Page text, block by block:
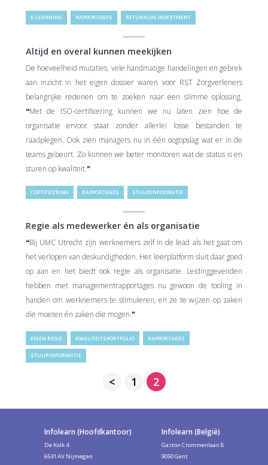
E-LEARNING RAPPORTAGES RETURN ON INVESTMENT
Altijd en overal kunnen meekijken
De hoeveelheid mutaties, vele handmatige handelingen en gebrek
aan inzicht in het eigen dossier waren voor RST Zorgverleners
belangrijke redenen om te zoeken naar een slimme oplossing.
❝Met de ISO-certificering kunnen we nu laten zien hoe de
organisatie ervoor staat zonder allerlei losse bestanden te
raadplegen. Ook zien managers nu in één oogopslag wat er in de
teams gebeurt. Zo kunnen we beter monitoren wat de status is en
sturen op kwaliteit.❞
CERTIFICERING RAPPORTAGES STUURINFORMATIE
Regie als medewerker én als organisatie
❝Bij UMC Utrecht zijn werknemers zelf in de lead als het gaat om
het verlopen van deskundigheden. Het leerplatform sluit daar goed
op aan en het biedt ook regie als organisatie. Leidinggevenden
hebben met managementrapportages nu gewoon de tooling in
handen om werknemers te stimuleren, en ze te wijzen op zaken
die moeten én zaken die mogen.❞
EIGEN REGIE KWALITEITSPORTFOLIO RAPPORTAGES
STUURINFORMATIE
< 1 2
Infolearn (Hoofdkantoor)
De Kolk 4
6541 AV Nijmegen
Infolearn (België)
Gaston Crommenlaan 8
9050 Gent